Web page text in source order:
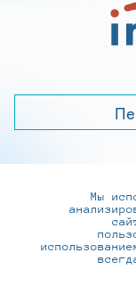
+7
127273, г.
Мы